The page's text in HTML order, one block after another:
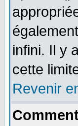
infini. Il y
cette
Revenir